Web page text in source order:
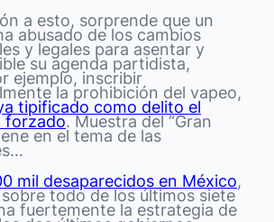
a esto, sorprende que un
abusado de los cambios
y legales para asentar y
su agenda partidista,
ejemplo, inscribir
la prohibición del vapeo,
tipificado como delito el
forzado. Muestra del “Gran
en el tema de las
mil desaparecidos en México,
todo de los últimos siete
fuertemente la estrategia de